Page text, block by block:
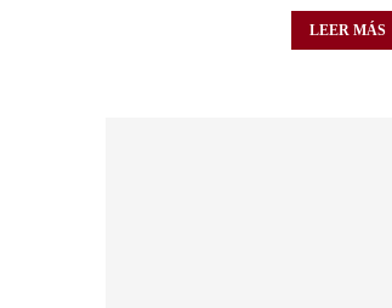
LEER MÁS